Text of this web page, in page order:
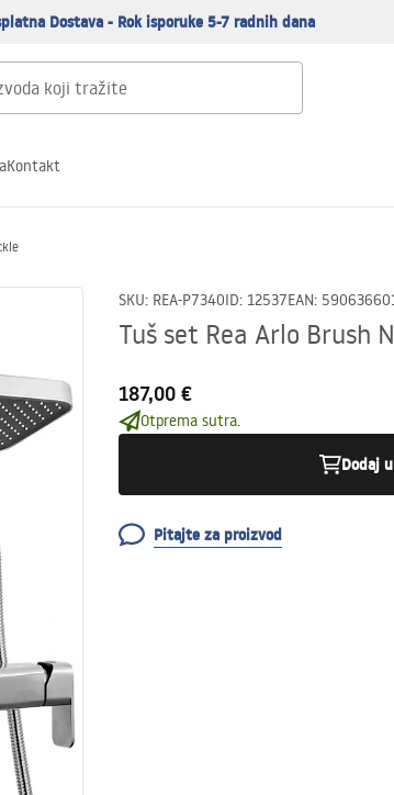
Dostava - Rok isporuke 5-7 radnih dana
Kontakt
SKU: REA-P7340ID: 12537EAN:
Tuš set Rea Arlo Brush
187,00 €
Otprema sutra.
Dodaj
Pitajte za proizvod